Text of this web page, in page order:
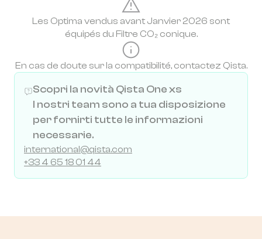
Les Optima vendus avant Janvier 2026 sont
équipés du Filtre CO₂ conique.
En cas de doute sur la compatibilité, contactez Qista.
Scopri la novità Qista One xs
I nostri team sono a tua disposizione
per fornirti tutte le informazioni
necessarie.
international@qista.com
+33 4 65 18 01 44